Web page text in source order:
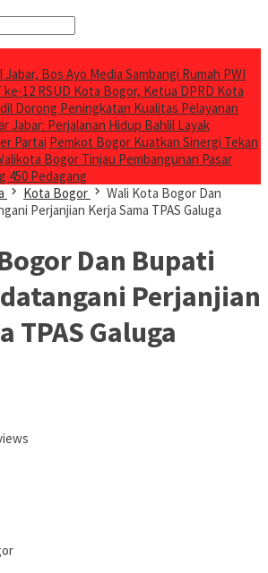
Bos Ayo Media Sambangi Rumah PWI
ke-12 RSUD Kota Bogor, Ketua DPRD Kota
Dorong Peningkatan Kualitas Pelayanan
Jabar: Perjalanan Hidup Bahlil Layak
Partai Pemkot Bogor Kuatkan Sinergi Tekan
Bogor Tinjau Pembangunan Pasar
450 Pedagang
Kota Bogor
Wali Kota Bogor Dan
Perjanjian Kerja Sama TPAS Galuga
Dan Bupati
Perjanjian
TPAS Galuga